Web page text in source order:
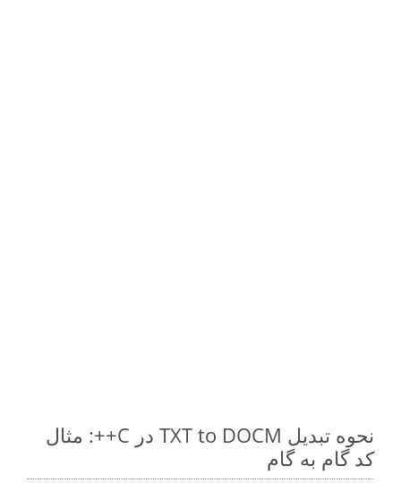
نحوه تبدیل TXT to DOCM در C++: مثال
کد گام به گام